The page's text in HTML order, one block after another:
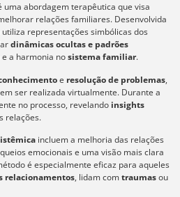
uma abordagem terapêutica que visa
relações familiares. Desenvolvida
utiliza representações simbólicas dos
dinâmicas ocultas e padrões
a harmonia nosistema familiar.
e resolução de problemas,
ser realizada virtualmente. Durante a
no processo, revelando insights
relações.
incluem a melhoria das relações
emocionais e uma visão mais clara
é especialmente eficaz para aqueles
relacionamentos, lidam comtraumasou